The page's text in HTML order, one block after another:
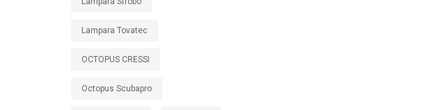
Lampara Tovatec
OCTOPUS CRESSI
Octopus Scubapro